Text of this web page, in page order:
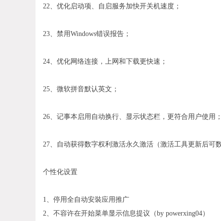
22、优化启动项、自启服务加快开关机速度；
23、禁用Windows错误报告；
24、优化网络连接，上网和下载更快速；
25、微软拼音默认英文；
26、记事本启用自动换行、显示状态栏，更符合用户使用；
27、自动获得数字权利激活永久激活（激活工具更新后可
个性化设置
1、停用全自动安裝应用推广
2、不容许在开始菜单显示信息提议（by powerxing04）